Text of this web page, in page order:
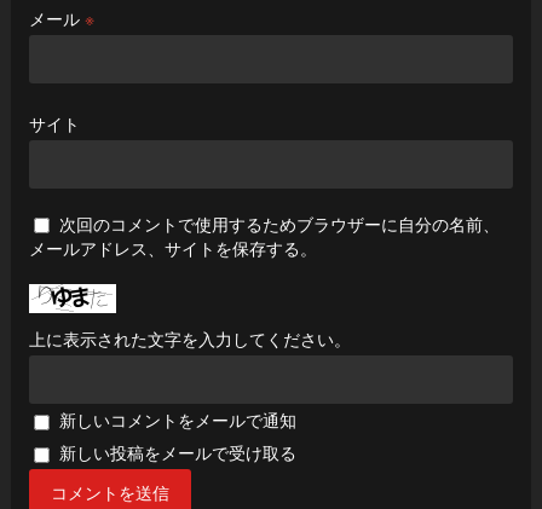
メール ※
サイト
次回のコメントで使用するためブラウザーに自分の名前、
メールアドレス、サイトを保存する。
上に表示された文字を入力してください。
新しいコメントをメールで通知
新しい投稿をメールで受け取る